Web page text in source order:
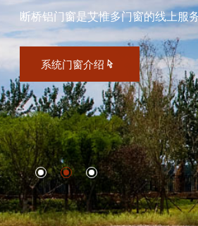
断桥铝门窗是艾惟多门窗的线上服
系统门窗介绍